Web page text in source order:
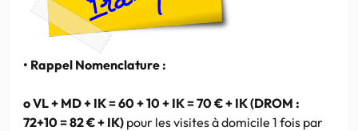
• Rappel Nomenclature :
o VL + MD + IK = 60 + 10 + IK = 70 € + IK (DROM :
72+10 = 82 € + IK) pour les visites à domicile 1 fois par